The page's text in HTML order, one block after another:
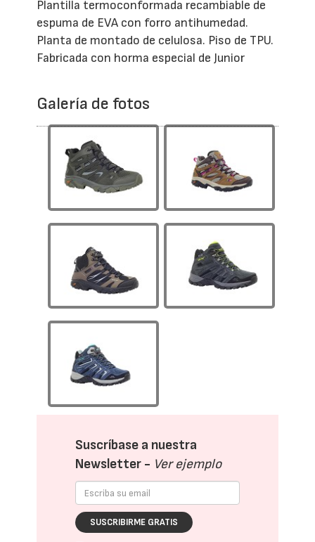
Plantilla termoconformada recambiable de
espuma de EVA con forro antihumedad.
Planta de montado de celulosa. Piso de TPU.
Fabricada con horma especial de Junior
Galería de fotos
Suscríbase a nuestra
Newsletter - Ver ejemplo
SUSCRIBIRME GRATIS